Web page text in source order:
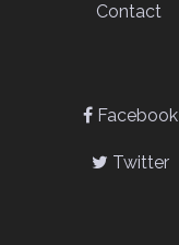
Contact
Facebook
Twitter